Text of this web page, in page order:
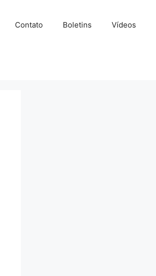
Contato Boletins Vídeos